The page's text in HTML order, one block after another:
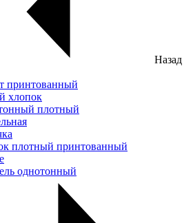
Назад
принтованный
хлопок
плотный
плотный принтованный
однотонный